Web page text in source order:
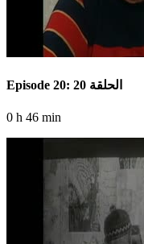
Episode 20: الحلقة 20
0 h 46 min